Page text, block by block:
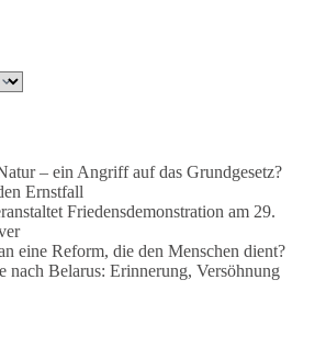
wofür wir stehen und warum es sich
st.de/wahlprogramm/
– ein Angriff auf das Grundgesetz?
Ernstfall
Friedensdemonstration am 29.
eine Reform, die den Menschen dient?
nach Belarus: Erinnerung, Versöhnung